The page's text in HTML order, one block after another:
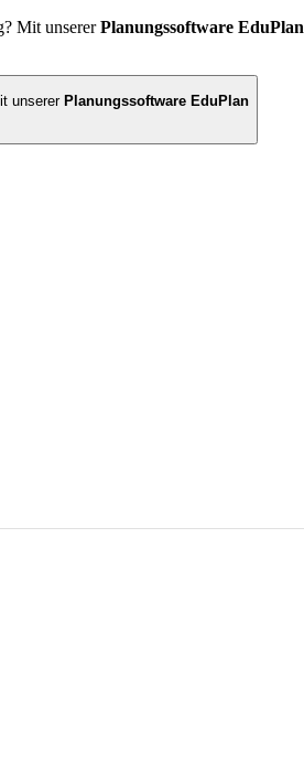
Mit unsererPlanungssoftware EduPlan
unserer Planungssoftware EduPlan